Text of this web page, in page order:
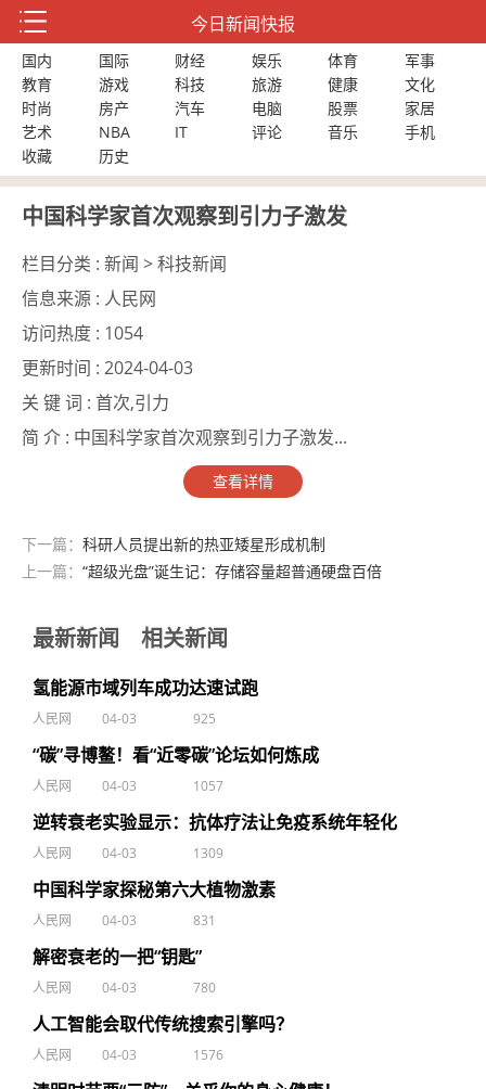
今日新闻快报
国内 国际 财经 娱乐 体育
军事
教育
游戏 科技 旅游 健康
文化
时尚
房产 汽车 电脑 股票
家居
艺术
NBA IT 评论 音乐
手机
收藏
历史
中国科学家首次观察到引力子激发
栏目分类 : 新闻 > 科技新闻
信息来源 : 人民网
访问热度 : 1054
更新时间 : 2024-04-03
关 键 词 : 首次,引力
简 介 : 中国科学家首次观察到引力子激发...
查看详情
下一篇： 科研人员提出新的热亚矮星形成机制
上一篇： “超级光盘”诞生记：存储容量超普通硬盘百倍
最新新闻 相关新闻
氢能源市域列车成功达速试跑
人民网 04-03 925
“碳”寻博鳌！看“近零碳”论坛如何炼成
人民网 04-03 1057
逆转衰老实验显示：抗体疗法让免疫系统年轻化
人民网 04-03 1309
中国科学家探秘第六大植物激素
人民网 04-03 831
解密衰老的一把“钥匙”
人民网 04-03 780
人工智能会取代传统搜索引擎吗？
人民网 04-03 1576